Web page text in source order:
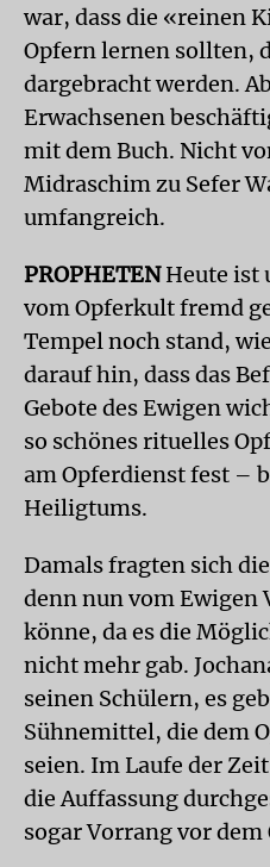
war, dass die «reinen
Opfern lernen sollten,
dargebracht werden.
Erwachsenen
mit dem Buch. Nicht
Midraschim zu Sefer
umfangreich.
PROPHETENHeute ist
vom Opferkult fremd
Tempel noch stand,
darauf hin, dass das
Gebote des Ewigen
so schönes rituelles
am Opferdienst fest –
Heiligtums.
Damals fragten sich
denn nun vom Ewigen
könne, da es die
nicht mehr gab.
seinen Schülern, es
Sühnemittel, die dem
seien. Im Laufe der
die Auffassung
sogar Vorrang vor dem